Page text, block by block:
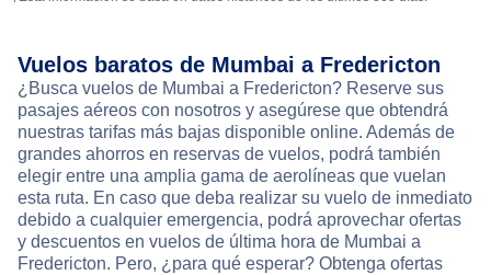
Vuelos baratos de Mumbai a Fredericton
¿Busca vuelos de Mumbai a Fredericton? Reserve sus
pasajes aéreos con nosotros y asegúrese que obtendrá
nuestras tarifas más bajas disponible online. Además de
grandes ahorros en reservas de vuelos, podrá también
elegir entre una amplia gama de aerolíneas que vuelan
esta ruta. En caso que deba realizar su vuelo de inmediato
debido a cualquier emergencia, podrá aprovechar ofertas
y descuentos en vuelos de última hora de Mumbai a
Fredericton. Pero, ¿para qué esperar? Obtenga ofertas